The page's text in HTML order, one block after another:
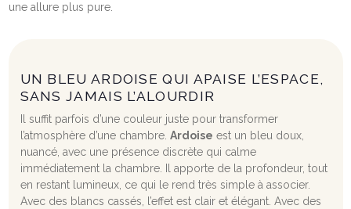
une allure plus pure.
UN BLEU ARDOISE QUI APAISE L’ESPACE,
SANS JAMAIS L’ALOURDIR
Il suffit parfois d’une couleur juste pour transformer
l’atmosphère d’une chambre. Ardoise est un bleu doux,
nuancé, avec une présence discrète qui calme
immédiatement la chambre. Il apporte de la profondeur, tout
en restant lumineux, ce qui le rend très simple à associer.
Avec des blancs cassés, l’effet est clair et élégant. Avec des